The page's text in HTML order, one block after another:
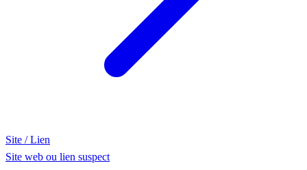
Site / Lien
Site web ou lien suspect